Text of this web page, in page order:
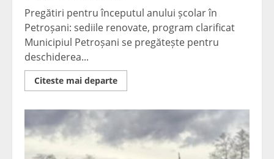
Pregătiri pentru începutul anului școlar în
Petroșani: sediile renovate, program clarificat
Municipiul Petroșani se pregătește pentru
deschiderea...
Citeste mai departeRead
more
începe
în